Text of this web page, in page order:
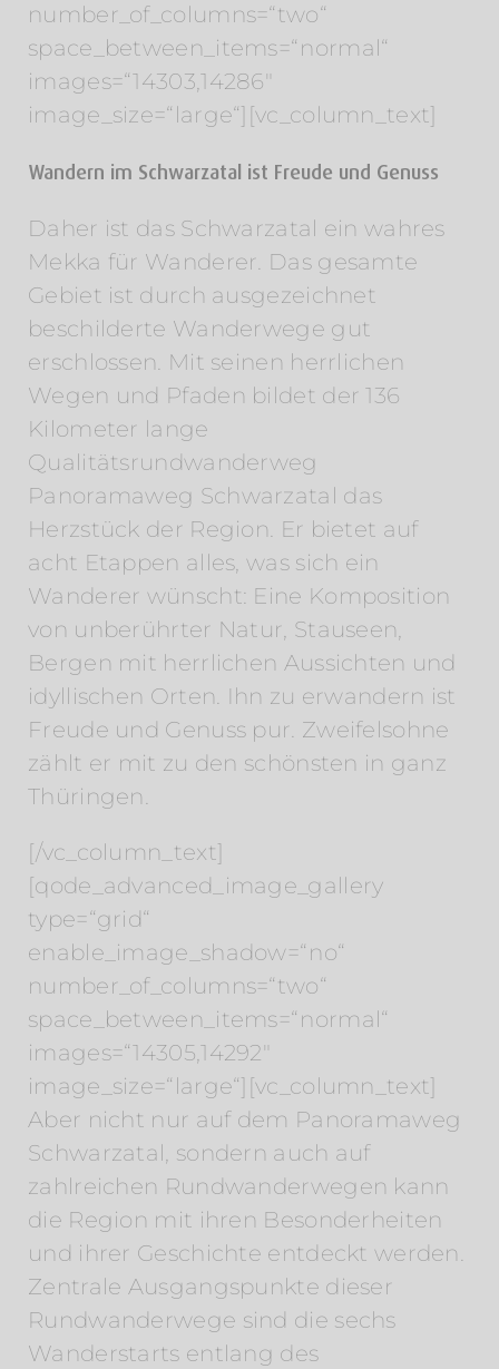
number_of_columns=“two“
space_between_items=“normal“
images=“14303,14286″
image_size=“large“][vc_column_text]
Wandern im Schwarzatal ist Freude und Genuss
Daher ist das Schwarzatal ein wahres
Mekka für Wanderer. Das gesamte
Gebiet ist durch ausgezeichnet
beschilderte Wanderwege gut
erschlossen. Mit seinen herrlichen
Wegen und Pfaden bildet der 136
Kilometer lange
Qualitätsrundwanderweg
Panoramaweg Schwarzatal das
Herzstück der Region. Er bietet auf
acht Etappen alles, was sich ein
Wanderer wünscht: Eine Komposition
von unberührter Natur, Stauseen,
Bergen mit herrlichen Aussichten und
idyllischen Orten. Ihn zu erwandern ist
Freude und Genuss pur. Zweifelsohne
zählt er mit zu den schönsten in ganz
Thüringen.
[/vc_column_text]
[qode_advanced_image_gallery
type=“grid“
enable_image_shadow=“no“
number_of_columns=“two“
space_between_items=“normal“
images=“14305,14292″
image_size=“large“][vc_column_text]
Aber nicht nur auf dem Panoramaweg
Schwarzatal, sondern auch auf
zahlreichen Rundwanderwegen kann
die Region mit ihren Besonderheiten
und ihrer Geschichte entdeckt werden.
Zentrale Ausgangspunkte dieser
Rundwanderwege sind die sechs
Wanderstarts entlang des